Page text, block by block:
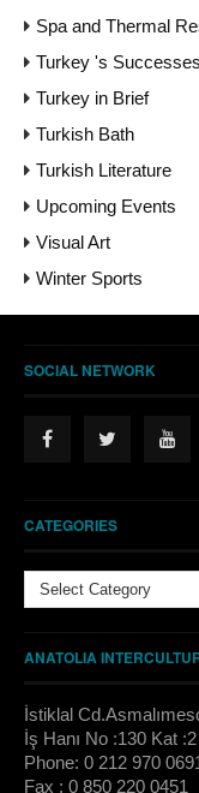
Spa and Thermal
Turkey 's Successes
Turkey in Brief
Turkish Bath
Turkish Literature
Upcoming Events
Visual Art
Winter Sports
SOCIAL NETWORK
CATEGORIES
Categories
ANATOLIA
İstiklal
İş Hanı No :130 Kat
Phone: 0 212 970
Fax : 0 850 220 0451